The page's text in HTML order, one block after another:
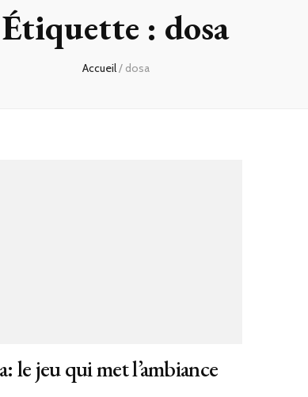
Étiquette : dosa
Accueil/ dosa
le jeu qui met l’ambiance